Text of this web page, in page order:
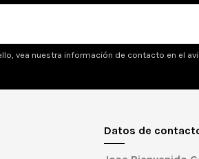
vea nuestra información de contacto en el
Datos de